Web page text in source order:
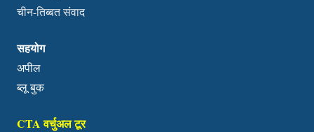
चीन-तिब्बत संवाद
सहयोग
अपील
ब्लू बुक
CTA वर्चुअल टूर